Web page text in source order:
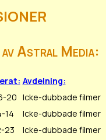
Astral Media:
Avdelning:
20 Icke-dubbade filmer
14
Icke-dubbade filmer
23
Icke-dubbade filmer